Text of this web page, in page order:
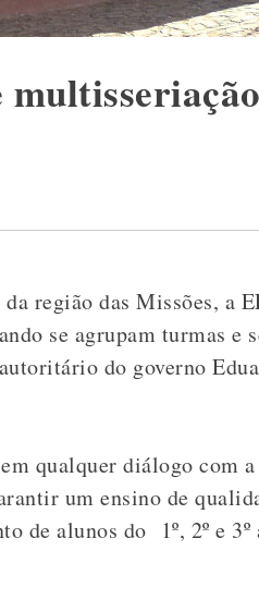
região das Missões, a
se agrupam turmas e
do governo
qualquer diálogo com
um ensino de
de alunos do 1º, 2º e